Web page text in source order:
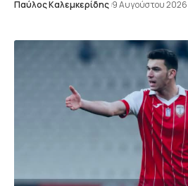
Παύλος Καλεμκερίδης 9 Αυγούστου 2026